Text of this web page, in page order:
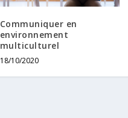
Communiquer en
environnement
multiculturel
18/10/2020